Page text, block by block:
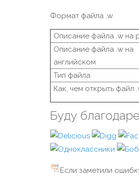
Формат файла .w
Описание файла .w на
Описание файла .w на
английском
Тип файла
Как, чем открыть файл
Буду
Если заметили